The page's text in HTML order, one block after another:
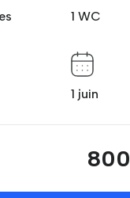
1 WC
1 juin
800